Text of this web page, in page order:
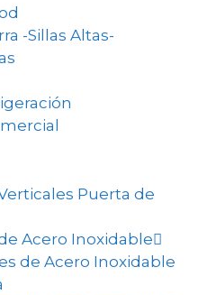
-Sillas Altas-
Puerta de
Acero Inoxidable
de Acero Inoxidable